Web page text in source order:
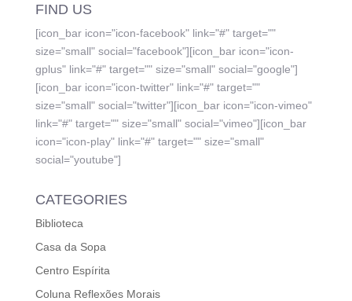
FIND US
[icon_bar icon="icon-facebook" link="#" target=""
size="small" social="facebook"][icon_bar icon="icon-
gplus" link="#" target="" size="small" social="google"]
[icon_bar icon="icon-twitter" link="#" target=""
size="small" social="twitter"][icon_bar icon="icon-vimeo"
link="#" target="" size="small" social="vimeo"][icon_bar
icon="icon-play" link="#" target="" size="small"
social="youtube"]
CATEGORIES
Biblioteca
Casa da Sopa
Centro Espírita
Coluna Reflexões Morais